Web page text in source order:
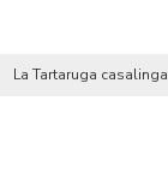
La Tartaruga casalinga